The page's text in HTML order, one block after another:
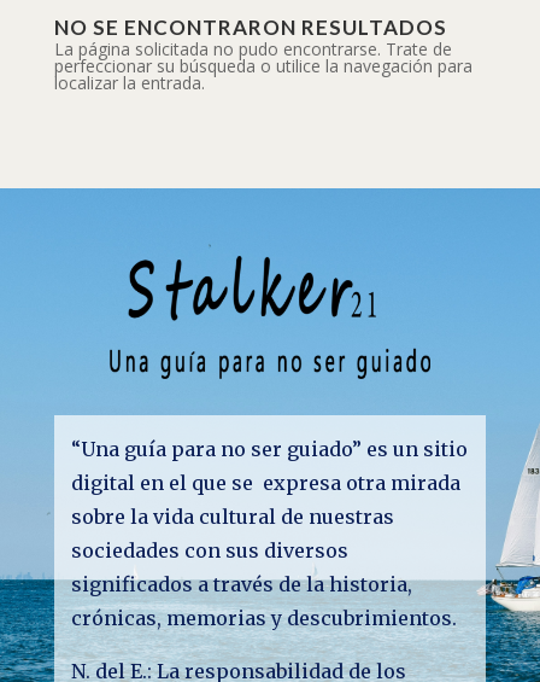
NO SE ENCONTRARON RESULTADOS
La página solicitada no pudo encontrarse. Trate de
perfeccionar su búsqueda o utilice la navegación para
localizar la entrada.
“Una guía para no ser guiado” es un sitio
digital en el que se expresa otra mirada
sobre la vida cultural de nuestras
sociedades con sus diversos
significados a través de la historia,
crónicas, memorias y descubrimientos.
N. del E.: La responsabilidad de los